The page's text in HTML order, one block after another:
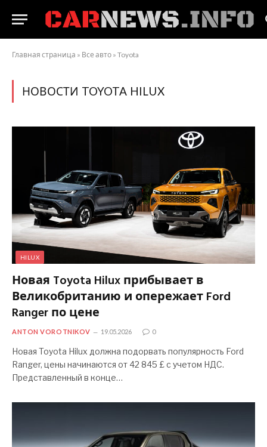
Главная страница » Все авто » Toyota
НОВОСТИ TOYOTA HILUX
HILUX
Новая Toyota Hilux прибывает в
Великобританию и опережает Ford
Ranger по цене
ANTON VOROTNIKOV 19.05.2026 0
Новая Toyota Hilux должна подорвать популярность Ford
Ranger, цены начинаются от 42 845 £ с учетом НДС.
Представленный в конце…